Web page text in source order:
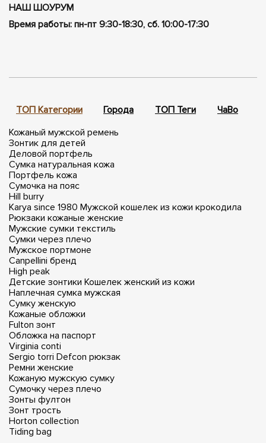
НАШ ШОУРУМ
Время работы: пн-пт 9:30-18:30, сб. 10:00-17:30
ТОП Категории Города ТОП Теги ЧаВо
Кожаный мужской ремень
Зонтик для детей
Деловой портфель
Сумка натуральная кожа
Портфель кожа
Сумочка на пояс
Hill burry
Karya since 1980 Мужской кошелек из кожи крокодила
Рюкзаки кожаные женские
Мужские сумки текстиль
Сумки через плечо
Мужское портмоне
Canpellini бренд
High peak
Детские зонтики Кошелек женский из кожи
Наплечная сумка мужская
Сумку женскую
Кожаные обложки
Fulton зонт
Обложка на паспорт
Virginia conti
Sergio torri Defcon рюкзак
Ремни женские
Кожаную мужскую сумку
Сумочку через плечо
Зонты фултон
Зонт трость
Horton collection
Tiding bag